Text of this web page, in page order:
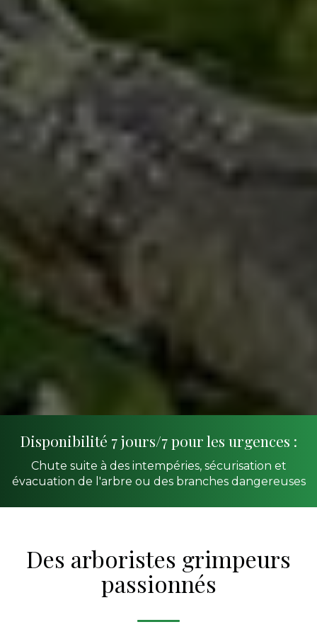
Disponibilité 7 jours/7 pour les urgences :
Chute suite à des intempéries, sécurisation et
évacuation de l'arbre ou des branches dangereuses
Des arboristes grimpeurs
passionnés